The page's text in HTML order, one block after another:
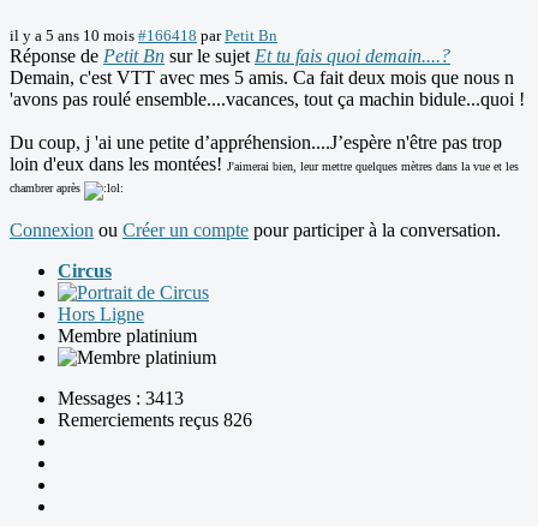
il y a 5 ans 10 mois #166418 parPetit Bn
Réponse de Petit Bn sur le sujet Et tu fais quoi demain....?
Demain, c'est VTT avec mes 5 amis. Ca fait deux mois que nous n
'avons pas roulé ensemble....vacances, tout ça machin bidule...quoi !
Du coup, j 'ai une petite d’appréhension....J’espère n'être pas trop
loin d'eux dans les montées! J'aimerai bien, leur mettre quelques mètres dans la vue et les
chambrer après
Connexion ou Créer un compte pour participer à la conversation.
Circus
Hors Ligne
Membre platinium
Messages : 3413
Remerciements reçus 826